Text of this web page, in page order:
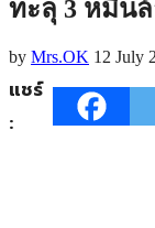
ทะลุ 3 หมื่น
by Mrs.OK 12 July
แชร์
: